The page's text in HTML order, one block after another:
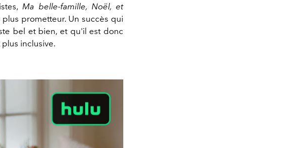
Ma belle-famille, Noël, et
prometteur. Un succès qui
bel et bien, et qu'il est donc
inclusive.